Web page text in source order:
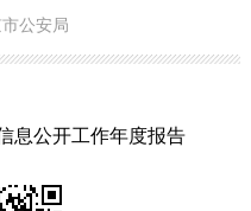
公安局
息公开工作年度报告